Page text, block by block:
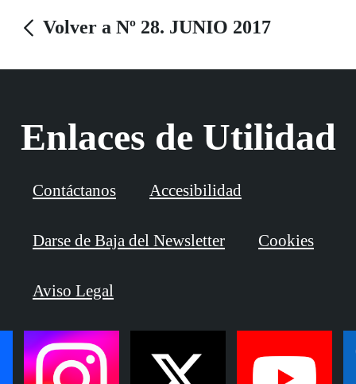
Volver a Nº 28. JUNIO 2017
Enlaces de Utilidad
Contáctanos Accesibilidad
Darse de Baja del Newsletter Cookies
Aviso Legal